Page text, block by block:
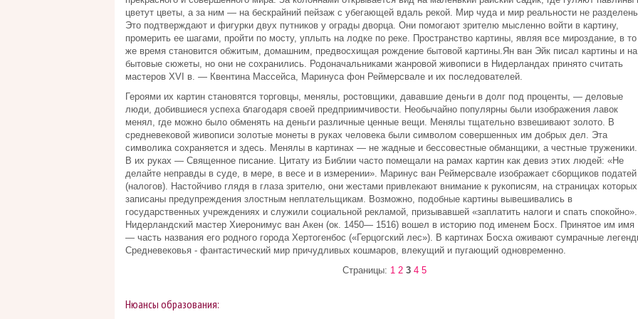
цветут цветы, а за ним — на бескрайний пейзаж с убегающей вдаль рекой. Мир чуда и мир реальности не
Это подтверждают и фигурки двух путников у ограды дворца. Они помогают зрителю мысленно войти в картину,
промерить ее шагами, пройти по мосту, уплыть на лодке по реке. Пространство картины, являя все мироздание, в то
же время становится обжитым, домашним, предвосхищая рождение бытовой картины.Ян ван Эйк писал картины и на
бытовые сюжеты, но они не сохранились. Родоначальниками жанровой живописи в Нидерландах принято считать
мастеров XVI в. — Квентина Массейса, Маринуса фон Реймерсвале и их последователей.
Героями их картин становятся торговцы, менялы, ростовщики, дававшие деньги в долг под проценты, — деловые
люди, добившиеся успеха благодаря своей предприимчивости. Необычайно популярны были изображения лавок
менял, где можно было обменять на деньги различные ценные вещи. Менялы тщательно взвешивают золото. В
средневековой живописи золотые монеты в руках человека были символом совершенных им добрых дел. Эта
символика сохраняется и здесь. Менялы в картинах — не жадные и бессовестные обманщики, а честные труженики.
В их руках — Священное писание. Цитату из Библии часто помещали на рамах картин как девиз этих людей: «Не
делайте неправды в суде, в мере, в весе и в измерении». Маринус ван Реймерсвале изображает сборщиков податей
(налогов). Настойчиво глядя в глаза зрителю, они жестами привлекают внимание к рукописям, на страницах которых
записаны предупреждения злостным неплательщикам. Возможно, подобные картины вывешивались в
государственных учреждениях и служили социальной рекламой, призывавшей «заплатить налоги и спать спокойно».
Нидерландский мастер Хиеронимус ван Акен (ок. 1450— 1516) вошел в историю под именем Босх. Принятое им имя
— часть названия его родного города Хертогенбос («Герцогский лес»). В картинах Босха оживают сумрачные
Средневековья - фантастический мир причудливых кошмаров, влекущий и пугающий одновременно.
Страницы: 1 2 3 4 5
Нюансы образования: